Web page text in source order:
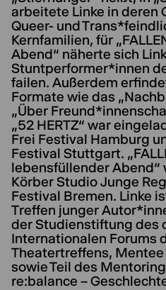
arbeitete Linke in deren
Queer- und
Kernfamilien, für
Abend“ näherte sich
Stuntperformer*innen
failen. Außerdem
Formate wie das
„Über
„52 HERTZ“ war
Frei Festival Hamburg
Festival Stuttgart.
lebensfüllender Abend“
Körber Studio Junge
Festival Bremen. Linke
Treffen junger
der Studienstiftung des
Internationalen Forums
Theatertreffens, Mentee
sowie Teil des
re:balance –